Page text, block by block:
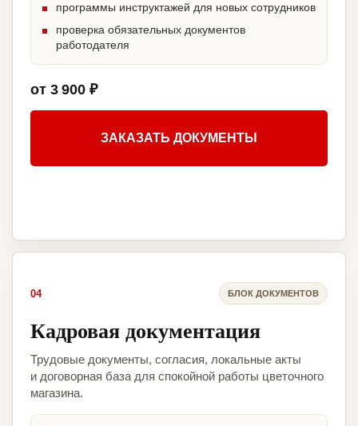
программы инструктажей для новых сотрудников
проверка обязательных документов
работодателя
от 3 900 ₽
ЗАКАЗАТЬ ДОКУМЕНТЫ
04 БЛОК ДОКУМЕНТОВ
Кадровая документация
Трудовые документы, согласия, локальные акты
и договорная база для спокойной работы цветочного
магазина.